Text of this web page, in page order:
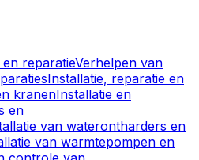
en reparatieVerhelpen van
Installatie, reparatie en
kranenInstallatie en
en
van waterontharders en
van warmtepompen en